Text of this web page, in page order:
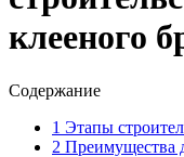
клееного
Содержание
1 Этапы
2 Преимущества